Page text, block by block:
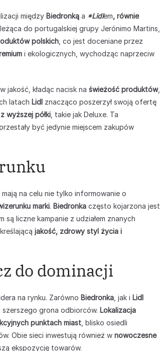
między Biedronką a *Lidlem, równie
do portugalskiej grupy Jerónimo Martins,
polskich , co jest doceniane przez
i ekologicznych, wychodząc naprzeciw
jakość, kładąc nacisk na świeżość produktów,
latach Lidl znacząco poszerzył swoją ofertę
wyższej półki , takie jak Deluxe. Ta
być jedynie miejscem zakupów
na celu nie tylko informowanie o
marki. Biedronka często kojarzona jest
liczne kampanie z udziałem znanych
jakość, zdrowy styl życia i
do dominacji
na rynku. Zarówno Biedronka , jak i Lidl
szerszego grona odbiorców. Lokalizacja
punktach miast , blisko osiedli
Obie sieci inwestują również w nowoczesne
ekspozycję towarów.